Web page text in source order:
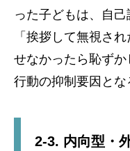
った子どもは、自己
「挨拶して無視さ
せなかったら恥ず
行動の抑制要因とな
2-3. 内向型・